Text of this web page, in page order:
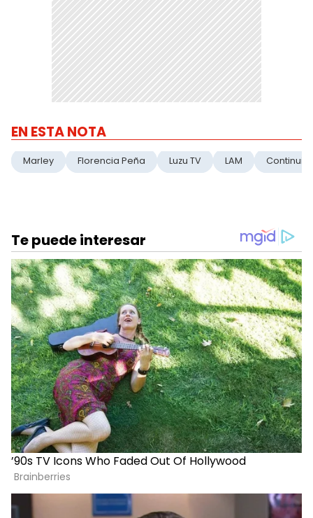
EN ESTA NOTA
Marley Florencia Peña Luzu TV LAM